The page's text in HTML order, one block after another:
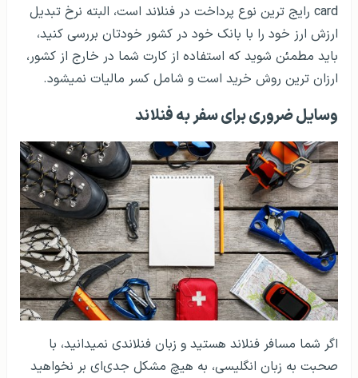
card رایج ترین نوع پرداخت در فنلاند است، البته نرخ تبدیل
ارزش ارز خود را با بانک خود در کشور خودتان بررسی کنید،
باید مطمئن شوید که استفاده از کارت شما در خارج از کشور،
ارزان ترین روش خرید است و شامل کسر مالیات نمی­شود.
وسایل ضروری برای سفر به فنلاند
اگر شما مسافر فنلاند هستید و زبان فنلاندی نمی­دانید، با
صحبت به زبان انگلیسی، به هیچ مشکل جدی‌ای بر نخواهید